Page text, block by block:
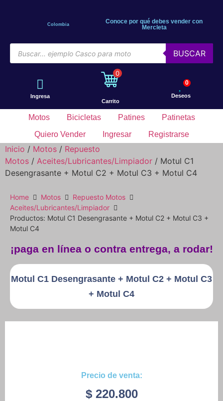
Colombia
Conoce por qué debes vender con
Mercleta
BUSCAR
Ingresa
0
Carrito
Deseos
0
Motos Bicicletas Patines
Patinetas
Quiero Vender
Ingresar Registrarse
Inicio / Motos / Repuesto
Motos / Aceites/Lubricantes/Limpiador / Motul C1
Desengrasante + Motul C2 + Motul C3 + Motul C4
Home Motos
Repuesto Motos
Aceites/Lubricantes/Limpiador
Productos: Motul C1 Desengrasante + Motul C2 + Motul C3 +
Motul C4
¡paga en línea o contra entrega, a rodar!
Motul C1 Desengrasante + Motul C2 + Motul C3
+ Motul C4
Precio de venta:
$220.800